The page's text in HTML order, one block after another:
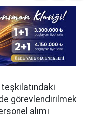
teşkilatındaki
görevlendirilmek
alımı